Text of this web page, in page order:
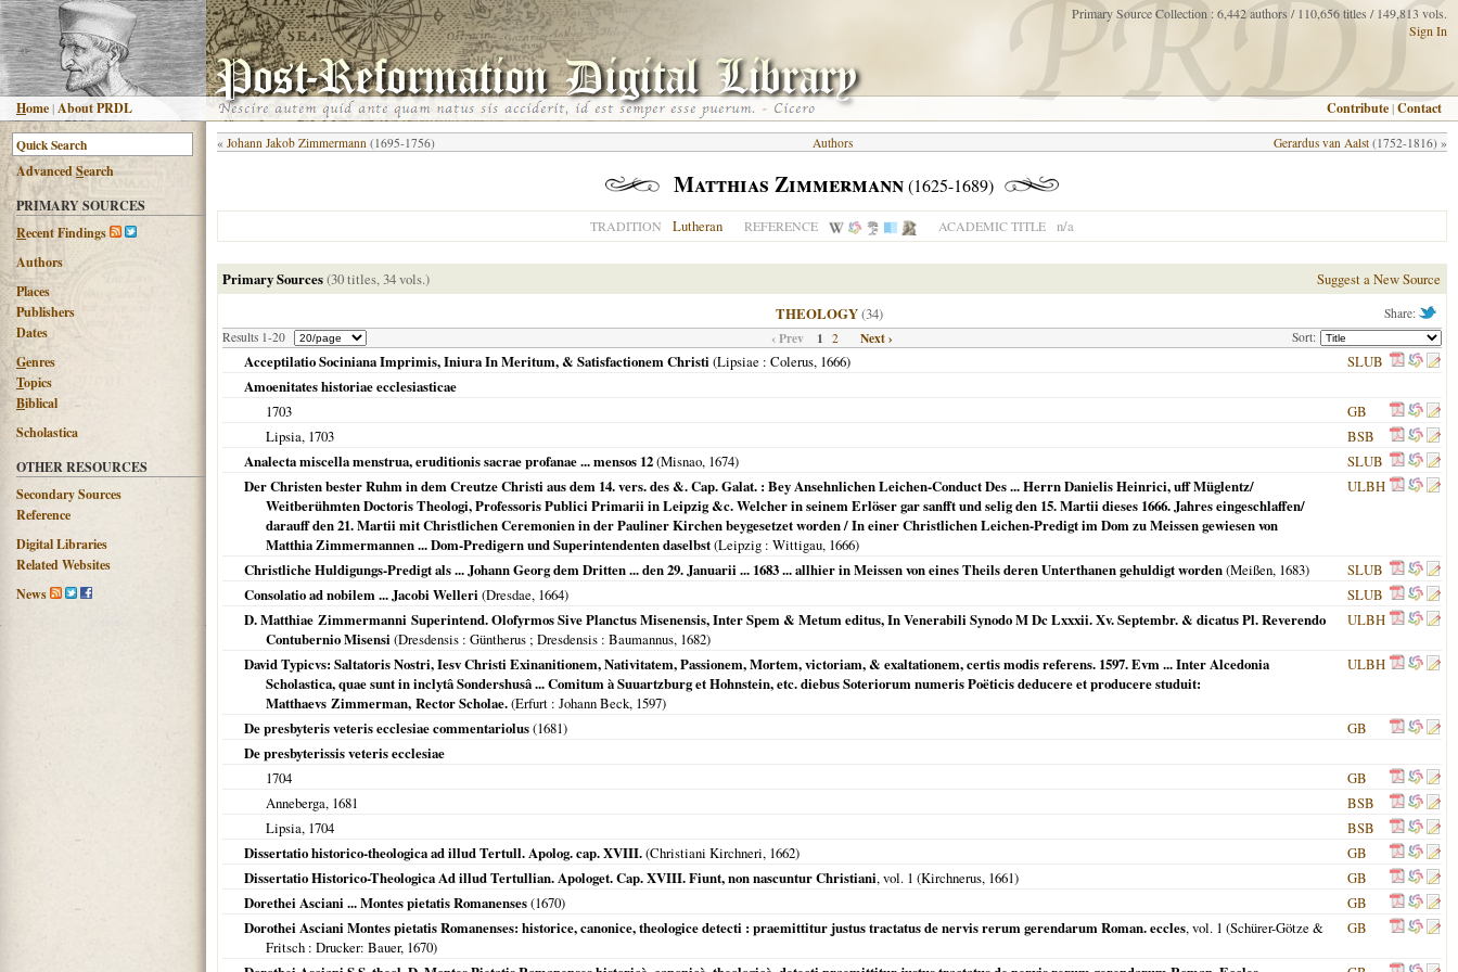
Home|About PRDL
Primary Source Collection : 6,442 authors / 110,656 titles / 149,813 vols.
Sign In
Contribute |Contact
AdvancedSearch
PRIMARY SOURCES
Recent Findings
Authors
Places
Publishers
Dates
Genres
Topics
Biblical
Scholastica
OTHER RESOURCES
Secondary Sources
Reference
Digital Libraries
Related Websites
News
« Johann Jakob Zimmermann (1695-1756) Gerardus van Aalst (1752-1816) »
Authors
Matthias Zimmermann(1625-1689)
TRADITION Lutheran REFERENCE ACADEMIC TITLE n/a
Primary Sources(30 titles, 34 vols.) Suggest a New Source
Share:
THEOLOGY(34)
Results 1-20 Sort:
‹ Prev 1 2 Next ›
Acceptilatio Sociniana Imprimis, Iniura In Meritum, & Satisfactionem Christi (Lipsiae : Colerus, 1666)
SLUB
Amoenitates historiae ecclesiasticae
1703
GB
Lipsia, 1703
BSB
Analecta miscella menstrua, eruditionis sacrae profanae ... mensos 12(Misnao, 1674)
SLUB
Der Christen bester Ruhm in dem Creutze Christi aus dem 14. vers. des &. Cap. Galat. : Bey Ansehnlichen Leichen-Conduct Des ... Herrn Danielis Heinrici, uff Müglentz/
Weitberühmten Doctoris Theologi, Professoris Publici Primarii in Leipzig &c. Welcher in seinem Erlöser gar sanfft und selig den 15. Martii dieses 1666. Jahres eingeschlaffen/
darauff den 21. Martii mit Christlichen Ceremonien in der Pauliner Kirchen beygesetzet worden / In einer Christlichen Leichen-Predigt im Dom zu Meissen gewiesen von
Matthia Zimmermannen ... Dom-Predigern und Superintendenten daselbst(Leipzig : Wittigau, 1666)
ULBH
Christliche Huldigungs-Predigt als ... Johann Georg dem Dritten ... den 29. Januarii ... 1683 ... allhier in Meissen von eines Theils deren Unterthanen gehuldigt worden(Meißen, 1683)
SLUB
Consolatio ad nobilem ... Jacobi Welleri (Dresdae, 1664)
SLUB
D. Matthiae Zimmermanni Superintend. Olofyrmos Sive Planctus Misenensis, Inter Spem & Metum editus, In Venerabili Synodo M Dc Lxxxii. Xv. Septembr. & dicatus Pl. Reverendo
Contubernio Misensi (Dresdensis : Güntherus ; Dresdensis : Baumannus, 1682)
ULBH
David Typicvs: Saltatoris Nostri, Iesv Christi Exinanitionem, Nativitatem, Passionem, Mortem, victoriam, & exaltationem, certis modis referens. 1597. Evm ... Inter Alcedonia
Scholastica, quae sunt in inclytâ Sondershusâ ... Comitum à Suuartzburg et Hohnstein, etc. diebus Soteriorum numeris Poëticis deducere et producere studuit:
Matthaevs Zimmerman, Rector Scholae.(Erfurt : Johann Beck, 1597)
ULBH
De presbyteris veteris ecclesiae commentariolus(1681)
GB
De presbyterissis veteris ecclesiae
1704
GB
Anneberga, 1681
BSB
Lipsia, 1704
BSB
Dissertatio historico-theologica ad illud Tertull. Apolog. cap. XVIII.(Christiani Kirchneri, 1662)
GB
Dissertatio Historico-Theologica Ad illud Tertullian. Apologet. Cap. XVIII. Fiunt, non nascuntur Christiani, vol. 1 (Kirchnerus, 1661)
GB
Dorethei Asciani ... Montes pietatis Romanenses(1670)
GB
Dorothei Asciani Montes pietatis Romanenses: historice, canonice, theologice detecti : praemittitur justus tractatus de nervis rerum gerendarum Roman. eccles, vol. 1 (Schürer-Götze &
Fritsch : Drucker: Bauer, 1670)
GB